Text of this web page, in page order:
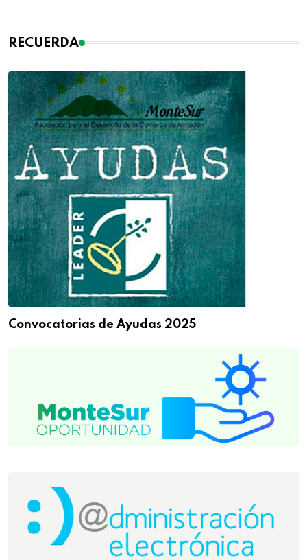
RECUERDA
Convocatorias de Ayudas 2025